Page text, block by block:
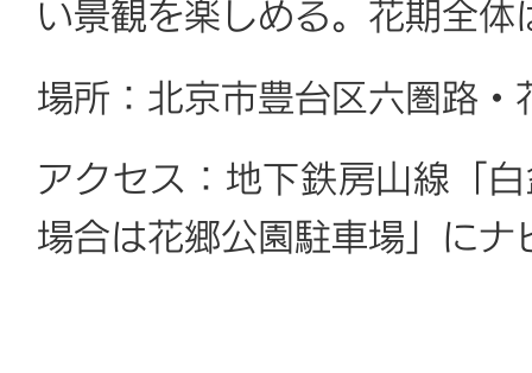
い景観を楽しめる。花期全
場所：北京市豊台区六圏路・
アクセス：地下鉄房山線「
場合は花郷公園駐車場」に